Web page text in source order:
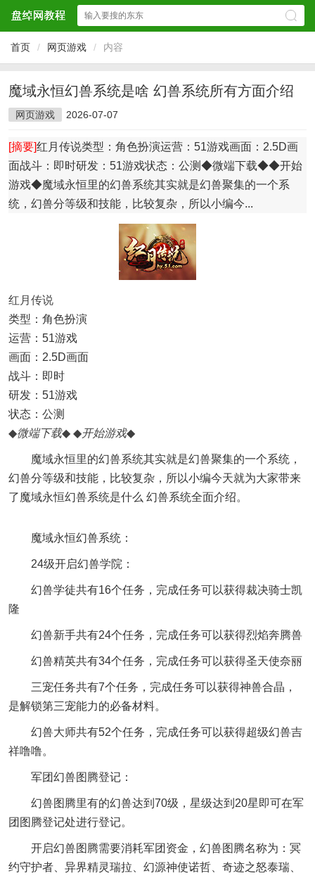
首页 / 网页游戏 / 内容
魔域永恒幻兽系统是啥 幻兽系统所有方面介绍
网页游戏 2026-07-07
[摘要]红月传说类型：角色扮演运营：51游戏画面：2.5D画
面战斗：即时研发：51游戏状态：公测◆微端下载◆◆开始
游戏◆魔域永恒里的幻兽系统其实就是幻兽聚集的一个系
统，幻兽分等级和技能，比较复杂，所以小编今...
红月传说
类型：角色扮演
运营：51游戏
画面：2.5D画面
战斗：即时
研发：51游戏
状态：公测
◆微端下载◆ ◆开始游戏◆
魔域永恒里的幻兽系统其实就是幻兽聚集的一个系统，
幻兽分等级和技能，比较复杂，所以小编今天就为大家带来
了魔域永恒幻兽系统是什么 幻兽系统全面介绍。
魔域永恒幻兽系统：
24级开启幻兽学院：
幻兽学徒共有16个任务，完成任务可以获得裁决骑士凯
隆
幻兽新手共有24个任务，完成任务可以获得烈焰奔腾兽
幻兽精英共有34个任务，完成任务可以获得圣天使奈丽
三宠任务共有7个任务，完成任务可以获得神兽合晶，
是解锁第三宠能力的必备材料。
幻兽大师共有52个任务，完成任务可以获得超级幻兽吉
祥噜噜。
军团幻兽图腾登记：
幻兽图腾里有的幻兽达到70级，星级达到20星即可在军
团图腾登记处进行登记。
开启幻兽图腾需要消耗军团资金，幻兽图腾名称为：冥
约守护者、异界精灵瑞拉、幻源神使诺哲、奇迹之怒泰瑞、